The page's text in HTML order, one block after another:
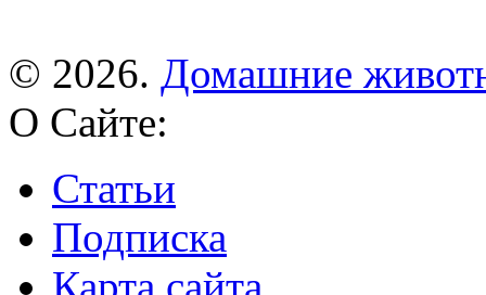
© 2026. Домашние
О Сайте:
Статьи
Подписка
Карта сайта